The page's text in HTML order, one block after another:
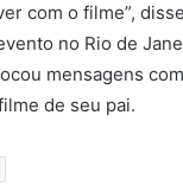
com o filme”,
no Rio de
mensagens
de seu pai.